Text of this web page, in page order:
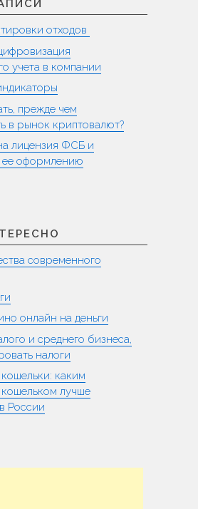
отходов
учета в компании
прежде чем
в рынок криптовалют?
лицензия ФСБ и
ее оформлению
современного
онлайн на деньги
и среднего бизнеса,
налоги
каким
лучше
России